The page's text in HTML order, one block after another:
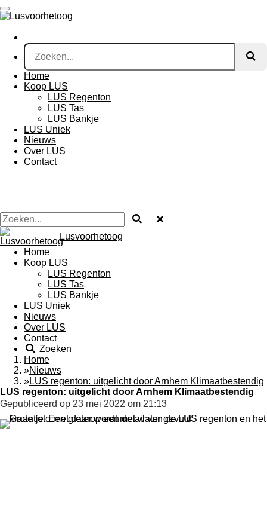
Ga
direct
de
hoofdinhoud
Home
Koop LUS
LUS Regenton
LUS Tas
LUS Bankje
LUS Uniek
Nieuws
Over LUS
Contact
Lusvoorhetoog
Home
Koop LUS
LUS Regenton
LUS Tas
LUS Bankje
LUS Uniek
Nieuws
Over LUS
Contact
Zoeken
Home
»Nieuws
»LUS regenton: uitgelicht door Arnhem Klimaatbestendig
LUS regenton: uitgelicht door Arnhem Klimaatbestendig
Gepubliceerd op 23 mei 2022 om 21:13